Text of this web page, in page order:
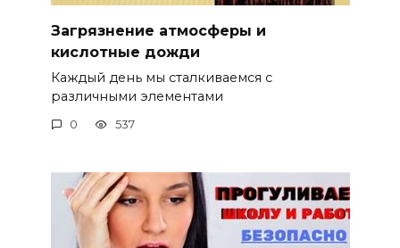
Загрязнение атмосферы и
кислотные дожди
Каждый день мы сталкиваемся с
различными элементами
0 537